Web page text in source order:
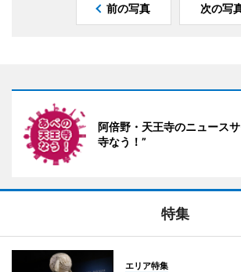
前の写真 次の写
阿倍野・天王寺のニュース
寺なう！”
特集
エリア特集